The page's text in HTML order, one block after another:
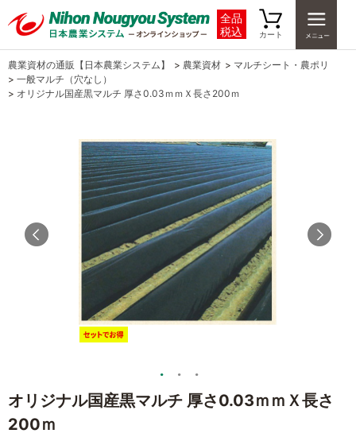
全品
税込
カート
農業資材の通販【日本農業システム】 > 農業資材 > マルチシート・農ポリ
> 一般マルチ（穴なし）
> オリジナル国産黒マルチ 厚さ0.03ｍｍＸ長さ200ｍ
オリジナル国産黒マルチ 厚さ0.03ｍｍＸ長さ
200ｍ